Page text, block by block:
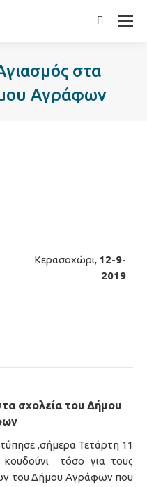
Search:
στα
Αγράφων
Κερασοχώρι, 12-9-
2019
σχολεία του Δήμου
,σήμερα Τετάρτη 11
τόσο για τους
του Δήμου Αγράφων που